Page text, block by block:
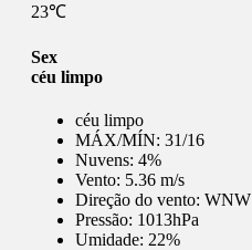
23℃
Sex
céu limpo
céu limpo
MÁX/MÍN: 31/16
Nuvens: 4%
Vento: 5.36 m/s
Direção do vento: WNW
Pressão: 1013hPa
Umidade: 22%